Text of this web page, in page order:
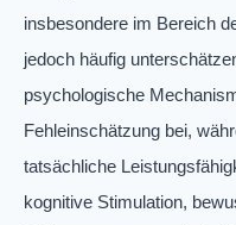
insbesondere im Bereich
jedoch häufig
psychologische
Fehleinschätzung bei,
tatsächliche
kognitive Stimulation,